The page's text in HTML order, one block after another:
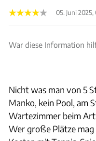
05. Juni
War diese Information
Nicht was man von 5
Manko, kein Pool, am
Wartezimmer beim
Wer große Plätze